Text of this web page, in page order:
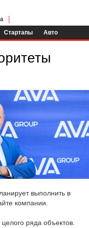
Стартапы Авто
выполнить в
компании.
ряда объектов.